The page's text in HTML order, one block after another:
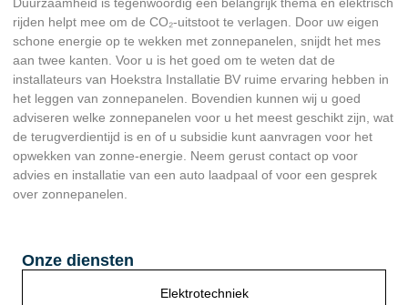
rijden helpt mee om de CO₂-uitstoot te verlagen. Door uw eigen
schone energie op te wekken met zonnepanelen, snijdt het mes
aan twee kanten. Voor u is het goed om te weten dat de
installateurs van Hoekstra Installatie BV ruime ervaring hebben in
het leggen van zonnepanelen. Bovendien kunnen wij u goed
adviseren welke zonnepanelen voor u het meest geschikt zijn, wat
de terugverdientijd is en of u subsidie kunt aanvragen voor het
opwekken van zonne-energie. Neem gerust contact op voor
advies en installatie van een auto laadpaal of voor een gesprek
over zonnepanelen.
Onze diensten
Elektrotechniek